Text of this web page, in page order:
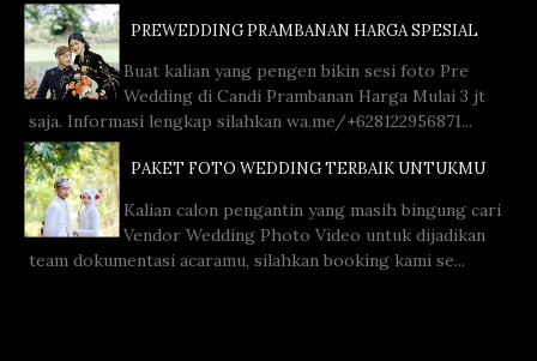
PREWEDDING PRAMBANAN HARGA SPESIAL
Buat kalian yang pengen bikin sesi foto Pre
Wedding di Candi Prambanan Harga Mulai 3 jt
saja. Informasi lengkap silahkan wa.me/+628122956871...
PAKET FOTO WEDDING TERBAIK UNTUKMU
Kalian calon pengantin yang masih bingung cari
Vendor Wedding Photo Video untuk dijadikan
team dokumentasi acaramu, silahkan booking kami se...